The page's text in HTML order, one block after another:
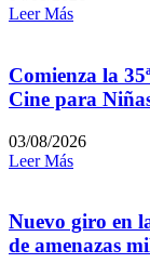
Leer Más
Comienza la
Cine para
03/08/2026
Leer Más
Nuevo giro en
de amenazas